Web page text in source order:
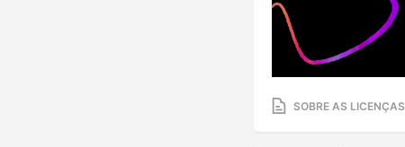
SOBRE AS LICENÇAS